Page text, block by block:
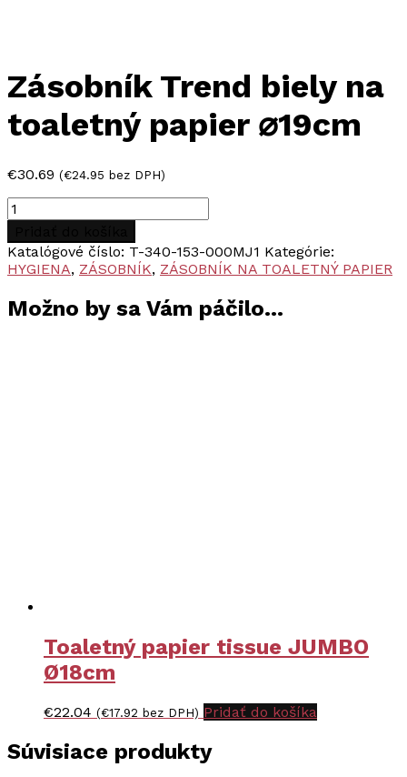
Zásobník Trend biely na
toaletný papier ⌀19cm
€30.69 (€24.95 bez DPH)
množstvo
Zásobník
Trend
biely
na
papier
Katalógové číslo: T-340-153-000MJ1 Kategórie:
HYGIENA, ZÁSOBNÍK, ZÁSOBNÍK NA TOALETNÝ PAPIER
Možno by sa Vám páčilo…
Toaletný papier tissue JUMBO
Ø18cm
€22.04 (€17.92 bez DPH) Pridať do košíka
Súvisiace produkty